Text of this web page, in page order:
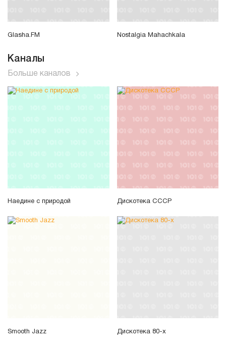
Glasha.FM Nostalgia Mahachkala
Каналы
Больше каналов
Наедине с природой Дискотека СССР
Smooth Jazz Дискотека 80-х